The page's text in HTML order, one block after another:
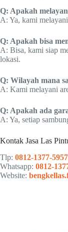
Q: Apakah
A: Ya, kami
Q: Apakah bisa
A: Bisa, kami siap
lokasi.
Q: Wilayah mana
A: Kami melayani
Q: Apakah ada
A: Ya, setiap
Kontak Jasa Las
Tlp: 0812-1377-5957
Whatsapp: 0812-
Website: